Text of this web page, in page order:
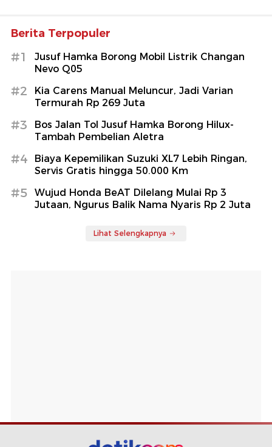
Berita Terpopuler
#1
Jusuf Hamka Borong Mobil Listrik Changan
Nevo Q05
#2
Kia Carens Manual Meluncur, Jadi Varian
Termurah Rp 269 Juta
#3
Bos Jalan Tol Jusuf Hamka Borong Hilux-
Tambah Pembelian Aletra
#4
Biaya Kepemilikan Suzuki XL7 Lebih Ringan,
Servis Gratis hingga 50.000 Km
#5
Wujud Honda BeAT Dilelang Mulai Rp 3
Jutaan, Ngurus Balik Nama Nyaris Rp 2 Juta
Lihat Selengkapnya